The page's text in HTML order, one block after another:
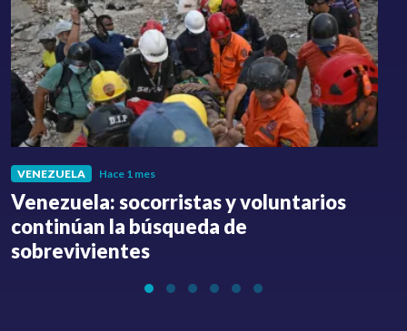
VENEZUELA Hace 1 mes
Venezuela: socorristas y voluntarios
continúan la búsqueda de
sobrevivientes